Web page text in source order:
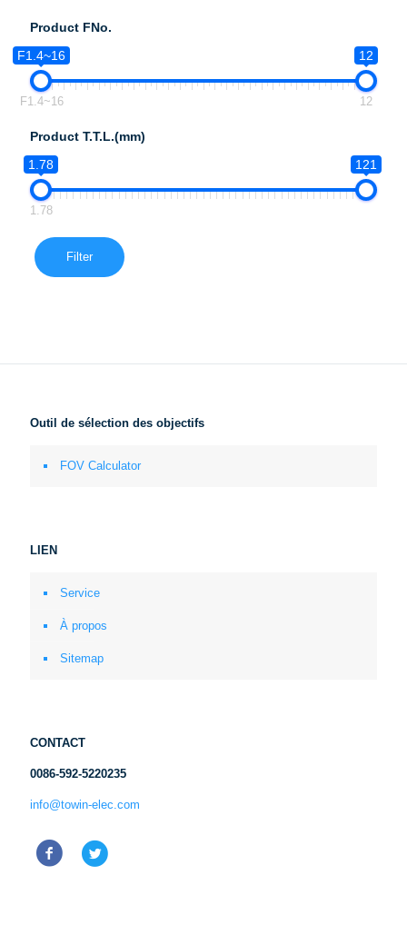
Product FNo.
F1.4~16
12
F1.4~16 12
Product T.T.L.(mm)
1.78
121
1.78
Filter
Outil de sélection des objectifs
FOV Calculator
LIEN
Service
À propos
Sitemap
CONTACT
0086-592-5220235
info@towin-elec.com